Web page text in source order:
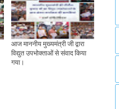
आज माननीय मुख्यमंत्री जी द्वारा
विद्युत उपभोक्ताओं से संवाद किया
गया।